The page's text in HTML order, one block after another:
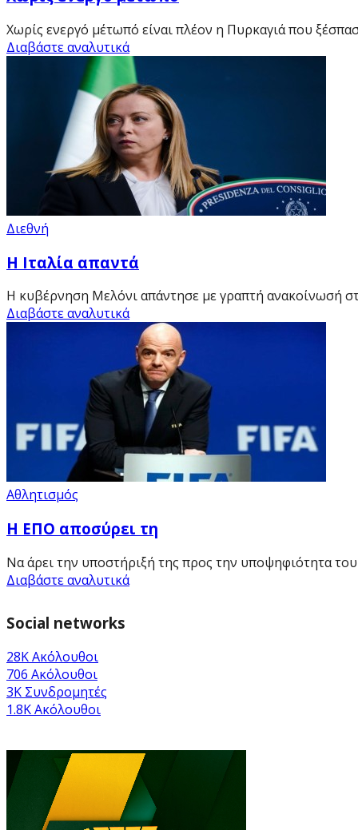
Χωρίς ενεργό μέτωπό είναι πλέον η Πυρκαγιά που
Διαβάστε αναλυτικά
Διεθνή
Η Ιταλία απαντά
Η κυβέρνηση Μελόνι απάντησε με γραπτή ανακοίνωσή
Διαβάστε αναλυτικά
Αθλητισμός
Η ΕΠΟ αποσύρει τη
Να άρει την υποστήριξή της προς την υποψηφιότητα του
Διαβάστε αναλυτικά
Social networks
28KΑκόλουθοι
706 Ακόλουθοι
3K Συνδρομητές
1.8KΑκόλουθοι